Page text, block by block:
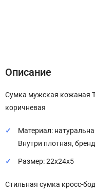
Описание
Сумка мужская кожаная
коричневая
Материал:
Внутри плотная,
Размер: 22х24х5
Стильная сумка кросс-